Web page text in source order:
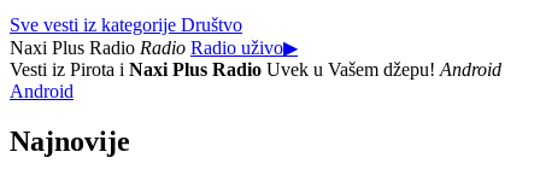
Sve vesti iz kategorije Društvo
Naxi Plus Radio Radio Radio uživo▶
Vesti iz Pirota i Naxi Plus Radio Uvek u Vašem džepu! Android
Android
Najnovije